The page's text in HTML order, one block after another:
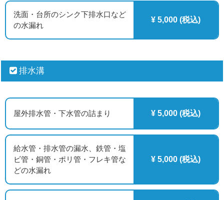
洗面・台所のシンク下排水口など
の水漏れ
¥ 5,000 (税込)
排水溝
屋外排水管・下水管の詰まり ¥ 5,000 (税込)
給水管・排水管の漏水、鉄管・塩
ビ管・銅管・ポリ管・フレキ管な
どの水漏れ
¥ 5,000 (税込)